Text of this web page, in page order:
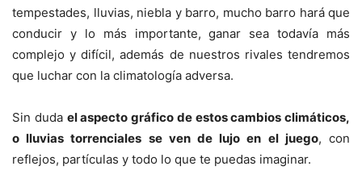
tempestades, lluvias, niebla y barro, mucho barro hará que
conducir y lo más importante, ganar sea todavía más
complejo y difícil, además de nuestros rivales tendremos
que luchar con la climatología adversa.
Sin duda el aspecto gráfico de estos cambios climáticos,
o lluvias torrenciales se ven de lujo en el juego, con
reflejos, partículas y todo lo que te puedas imaginar.